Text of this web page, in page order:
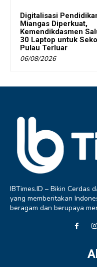
Digitalisasi
Miangas Diperkuat,
Kemendikdasmen
30 Laptop untuk
Pulau Terluar
06/08/2026
IBTimes.ID – Bikin Cerdas
yang memberitakan
beragam dan berupaya